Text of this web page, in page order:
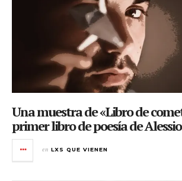
Una muestra de «Libro de
primer libro de poesía de
en LXS QUE VIENEN